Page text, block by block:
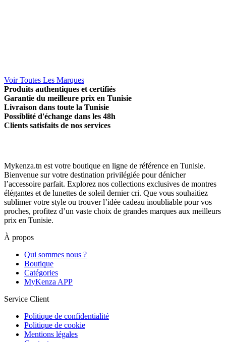
Voir Toutes Les Marques
Produits authentiques et certifiés
Garantie du meilleure prix en Tunisie
Livraison dans toute la Tunisie
Possiblité d'échange dans les 48h
Clients satisfaits de nos services
Mykenza.tn est votre boutique en ligne de référence en Tunisie.
Bienvenue sur votre destination privilégiée pour dénicher
l’accessoire parfait. Explorez nos collections exclusives de montres
élégantes et de lunettes de soleil dernier cri. Que vous souhaitiez
sublimer votre style ou trouver l’idée cadeau inoubliable pour vos
proches, profitez d’un vaste choix de grandes marques aux meilleurs
prix en Tunisie.
À propos
Qui sommes nous ?
Boutique
Catégories
MyKenza APP
Service Client
Politique de confidentialité
Politique de cookie
Mentions légales